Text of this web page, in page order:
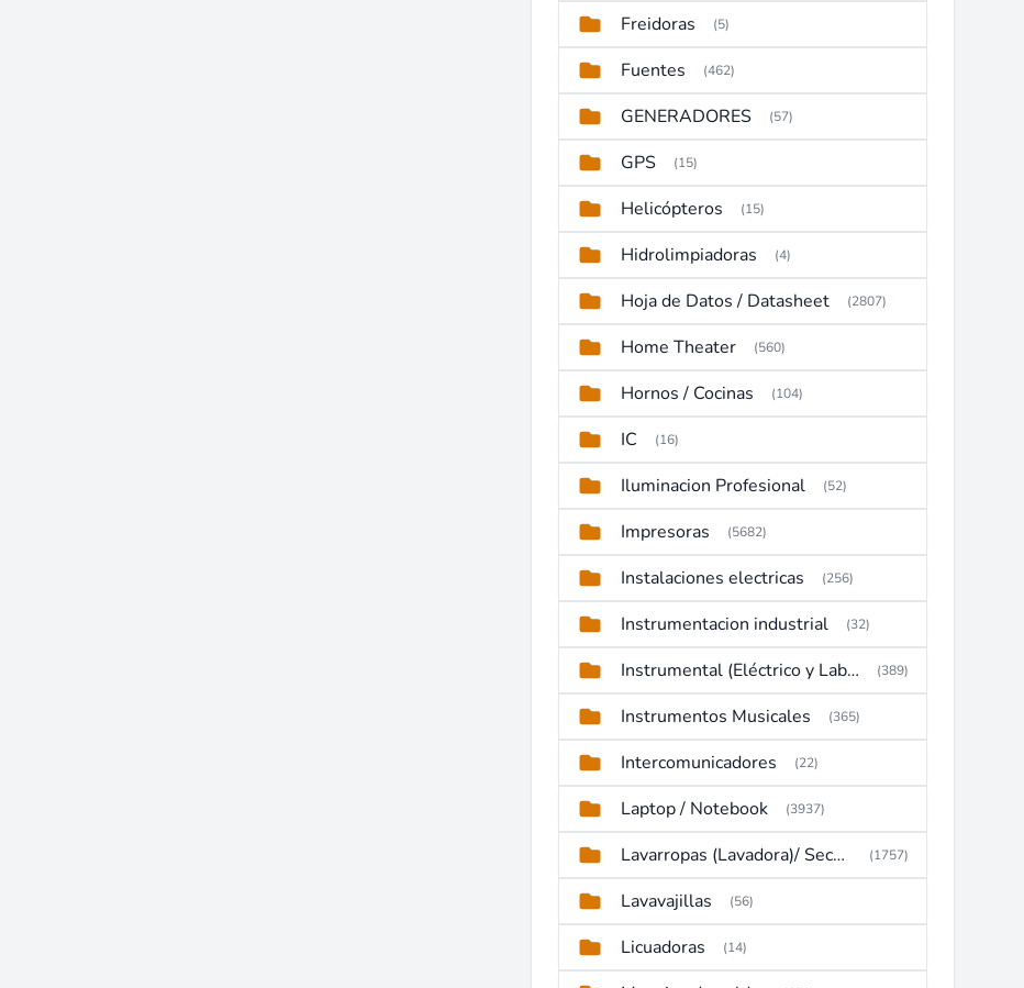
Freidoras (5)
Fuentes (462)
GENERADORES (57)
GPS (15)
Helicópteros (15)
Hidrolimpiadoras (4)
Hoja de Datos / Datasheet (2807)
Home Theater (560)
Hornos / Cocinas (104)
IC (16)
Iluminacion Profesional (52)
Impresoras (5682)
Instalaciones electricas (256)
Instrumentacion industrial (32)
Instrumental (Eléctrico y Laboratorio) (389)
Instrumentos Musicales (365)
Intercomunicadores (22)
Laptop / Notebook (3937)
Lavarropas (Lavadora)/ Secadoras (1757)
Lavavajillas (56)
Licuadoras (14)